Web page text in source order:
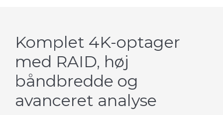
Komplet 4K-optager
med RAID, høj
båndbredde og
avanceret analyse